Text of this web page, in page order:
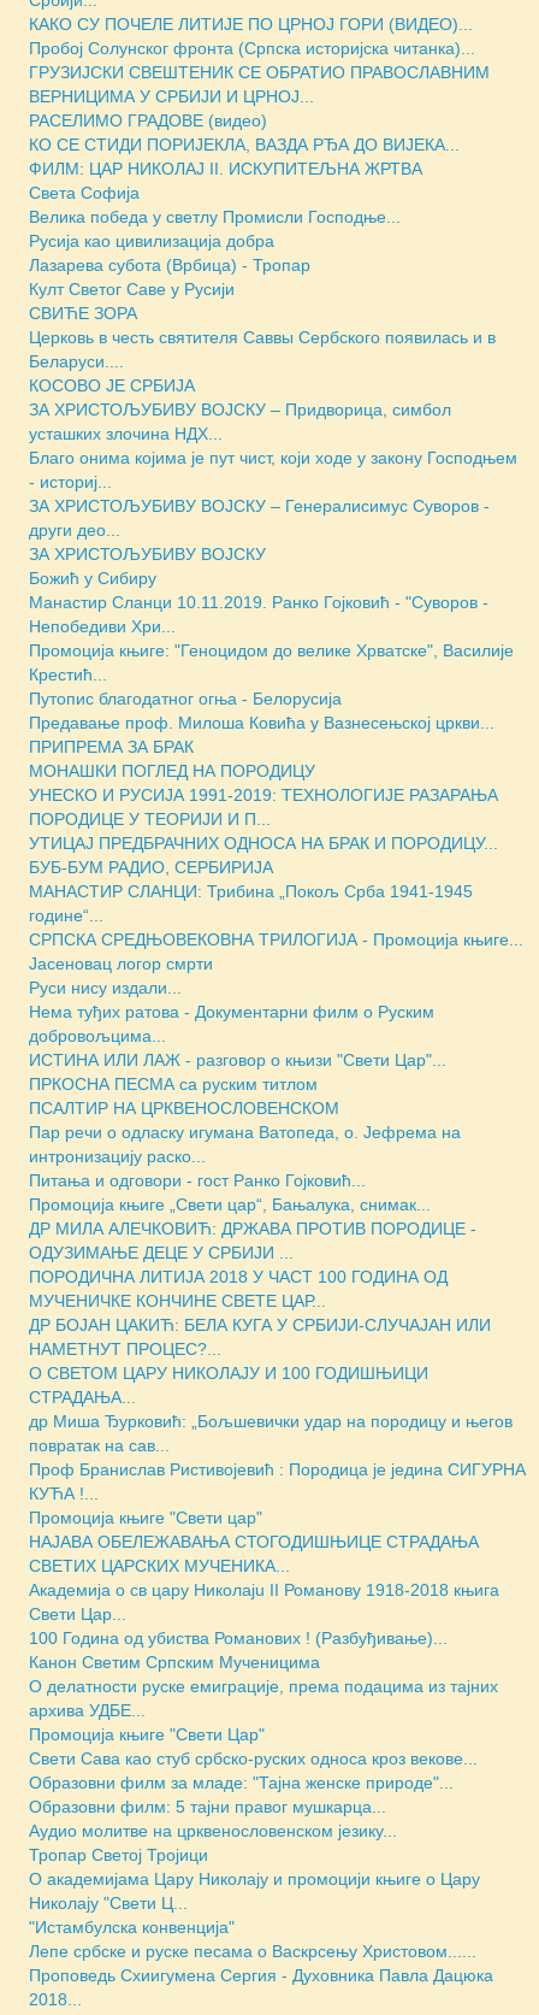
КАКО СУ ПОЧЕЛЕ ЛИТИЈЕ ПО ЦРНОЈ ГОРИ (ВИДЕО)...
Пробој Солунског фронта (Српска историјска читанка)...
ГРУЗИЈСКИ СВЕШТЕНИК СЕ ОБРАТИО ПРАВОСЛАВНИМ
ВЕРНИЦИМА У СРБИЈИ И ЦРНОЈ...
РАСЕЛИМО ГРАДОВЕ (видео)
КО СЕ СТИДИ ПОРИЈЕКЛА, ВАЗДА РЂА ДО ВИЈЕКА...
ФИЛМ: ЦАР НИКОЛАЈ II. ИСКУПИТЕЉНА ЖРТВА
Света Софиja
Велика победа у светлу Промисли Господње...
Русија као цивилизација добра
Лазарева субота (Врбица) - Тропар
Култ Светог Саве у Русији
СВИЋЕ ЗОРА
Церковь в честь святителя Саввы Сербского появилась и в
Беларуси....
КОСОВО ЈЕ СРБИЈА
ЗА ХРИСТОЉУБИВУ ВОЈСКУ – Придворица, симбол
усташких злочина НДХ...
Благо онима којима је пут чист, који ходе у закону Господњем
- историј...
ЗА ХРИСТОЉУБИВУ ВОЈСКУ – Генералисимус Суворов -
други део...
ЗА ХРИСТОЉУБИВУ ВОЈСКУ
Божић у Сибиру
Манастир Сланци 10.11.2019. Ранко Гојковић - "Суворов -
Непобедиви Хри...
Промоција књиге: "Геноцидом до велике Хрватске", Василије
Крестић...
Путопис благодатног огња - Белорусија
Предавање проф. Милоша Ковића у Вазнесењској цркви...
ПРИПРЕМА ЗА БРАК
МОНАШКИ ПОГЛЕД НА ПОРОДИЦУ
УНЕСКО И РУСИЈА 1991-2019: ТЕХНОЛОГИЈЕ РАЗАРАЊА
ПОРОДИЦЕ У ТЕОРИЈИ И П...
УТИЦАЈ ПРЕДБРАЧНИХ ОДНОСА НА БРАК И ПОРОДИЦУ...
БУБ-БУМ РАДИО, СЕРБИРИЈА
МАНАСТИР СЛАНЦИ: Трибина „Покољ Срба 1941-1945
године“...
СРПСКА СРЕДЊОВЕКОВНА ТРИЛОГИЈА - Промоција књиге...
Јасеновац логор смрти
Руси нису издали...
Нема туђих ратова - Документарни филм о Руским
добровољцима...
ИСТИНА ИЛИ ЛАЖ - разговор о књизи "Свети Цар"...
ПРКОСНА ПЕСМА са руским титлом
ПСАЛТИР НА ЦРКВЕНОСЛОВЕНСКОМ
Пар речи о одласку игумана Ватопеда, о. Јефрема на
интронизацију раско...
Питања и одговори - гост Ранко Гојковић...
Промоција књиге „Свети цар“, Бањалука, снимак...
ДР МИЛА АЛЕЧКОВИЋ: ДРЖАВА ПРОТИВ ПОРОДИЦЕ -
ОДУЗИМАЊЕ ДЕЦЕ У СРБИЈИ ...
ПОРОДИЧНА ЛИТИЈА 2018 У ЧАСТ 100 ГОДИНА ОД
МУЧЕНИЧКЕ КОНЧИНЕ СВЕТЕ ЦАР...
ДР БОЈАН ЦАКИЋ: БЕЛА КУГА У СРБИЈИ-СЛУЧАЈАН ИЛИ
НАМЕТНУТ ПРОЦЕС?...
О СВЕТОМ ЦАРУ НИКОЛАЈУ И 100 ГОДИШЊИЦИ
СТРАДАЊА...
др Миша Ђурковић: „Бољшевички удар на породицу и његов
повратак на сав...
Проф Бранислав Ристивојевић : Породица је једина СИГУРНА
КУЋА !...
Промоција књиге "Свети цар"
НАЈАВА ОБЕЛЕЖАВАЊА СТОГОДИШЊИЦЕ СТРАДАЊА
СВЕТИХ ЦАРСКИХ МУЧЕНИКА...
Академија о св цару Николајu II Романову 1918-2018 књига
Свети Цар...
100 Година од убиства Романових ! (Разбуђивање)...
Канон Светим Српским Мученицима
O делатности руске емиграције, према подацима из тајних
архива УДБЕ...
Промоција књиге "Свети Цар"
Свети Сава као стуб србско-руских односа кроз векове...
Образовни филм за младе: "Тајна женске природе"...
Образовни филм: 5 тајни правог мушкарца...
Аудио молитве на црквенословенском језику...
Тропар Светој Тројици
О академијама Цару Николају и промоцији књиге о Цару
Николају "Свети Ц...
"Истамбулска конвенција"
Лепе србске и руске песама о Васкрсењу Христовом......
Проповедь Схиигумена Сергия - Духовника Павла Дацюка
2018...